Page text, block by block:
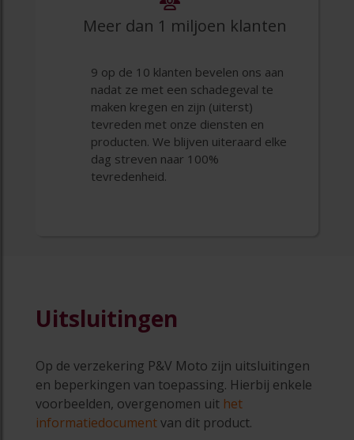
Meer dan 1 miljoen klanten
9 op de 10 klanten bevelen ons aan
nadat ze met een schadegeval te
maken kregen en zijn (uiterst)
tevreden met onze diensten en
producten. We blijven uiteraard elke
dag streven naar 100%
tevredenheid.
Uitsluitingen
Op de verzekering P&V Moto zijn uitsluitingen
en beperkingen van toepassing. Hierbij enkele
voorbeelden, overgenomen uit het
informatiedocumentvan dit product.